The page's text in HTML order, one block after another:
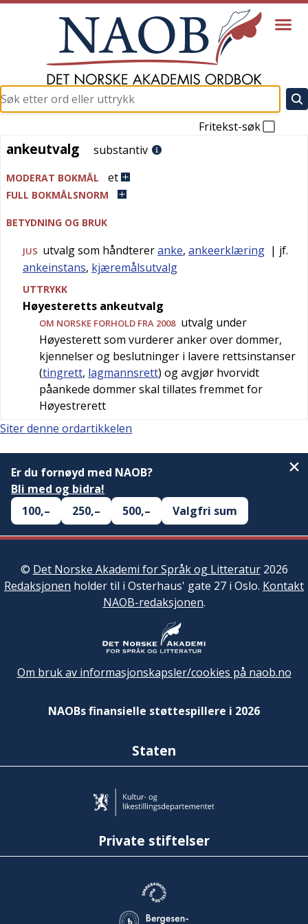
Fritekst-søk
ankeutvalg
ankeutvalg substantiv
MODERAT BOKMÅL et
FULL BOKMÅLSNORM
BETYDNING OG BRUK
JUS utvalg som håndtereranke, ankeerklæring | jf.
ankeinstans, kjæremålsutvalg
UTTRYKK
Høyesteretts ankeutvalg
OM NORSKE FORHOLD FRA 2008 utvalg under
Høyesterett som vurderer anker over dommer,
kjennelser og beslutninger i lavere rettsinstanser
(tingrett, lagmannsrett) og avgjør hvorvidt
påankede dommer skal tillates fremmet for
Høyestrerett
Siter denne ordartikkelen
Er du fornøyd med NAOB?
Bli med og bidra!
100,–
250,– 500,– Valgfri sum
© Det Norske Akademi for Språk og Litteratur2026
Redaksjonen holder til i Osterhaus' gate 27 i Oslo. Kontakt
NAOB-redaksjonen.
Om bruk av informasjonskapsler/cookies på naob.no
NAOBs finansielle støttespillere i 2026
Staten
Private stiftelser